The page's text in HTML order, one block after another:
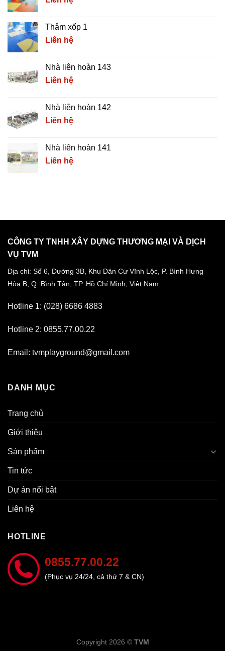
Thảm xốp 1
Liên hệ
Nhà liên hoàn 143
Liên hệ
Nhà liên hoàn 142
Liên hệ
Nhà liên hoàn 141
Liên hệ
CÔNG TY TNHH XÂY DỰNG THƯƠNG MẠI VÀ DỊCH
VỤ TVM
Địa chỉ: Số 6, Đường 3B, Khu Dân Cư Vĩnh Lộc, P. Bình Hưng
Hòa B, Q. Bình Tân, TP. Hồ Chí Minh, Việt Nam
Hotline 1: (028) 6686 4883
Hotline 2: 0855.77.00.22
Email: tvmplayground@gmail.com
DANH MỤC
Trang chủ
Giới thiệu
Sản phẩm
Tin tức
Dự án nổi bật
Liên hệ
HOTLINE
0855.77.00.22
(Phục vụ 24/24, cả thứ 7 & CN)
Copyright 2026 © TVM